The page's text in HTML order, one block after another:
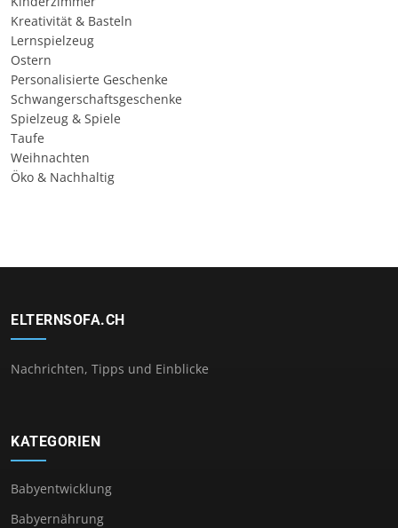
Kreativität & Basteln
Lernspielzeug
Ostern
Personalisierte Geschenke
Schwangerschaftsgeschenke
Spielzeug & Spiele
Taufe
Weihnachten
Öko & Nachhaltig
ELTERNSOFA.CH
Nachrichten, Tipps und Einblicke
KATEGORIEN
Babyentwicklung
Babyernährung